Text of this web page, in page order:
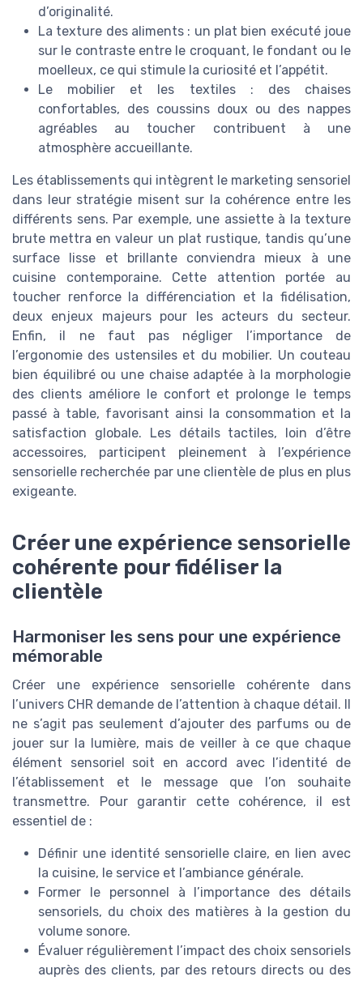
d’originalité.
La texture des aliments : un plat bien exécuté joue
sur le contraste entre le croquant, le fondant ou le
moelleux, ce qui stimule la curiosité et l’appétit.
Le mobilier et les textiles : des chaises
confortables, des coussins doux ou des nappes
agréables au toucher contribuent à une
atmosphère accueillante.
Les établissements qui intègrent le marketing sensoriel
dans leur stratégie misent sur la cohérence entre les
différents sens. Par exemple, une assiette à la texture
brute mettra en valeur un plat rustique, tandis qu’une
surface lisse et brillante conviendra mieux à une
cuisine contemporaine. Cette attention portée au
toucher renforce la différenciation et la fidélisation,
deux enjeux majeurs pour les acteurs du secteur.
Enfin, il ne faut pas négliger l’importance de
l’ergonomie des ustensiles et du mobilier. Un couteau
bien équilibré ou une chaise adaptée à la morphologie
des clients améliore le confort et prolonge le temps
passé à table, favorisant ainsi la consommation et la
satisfaction globale. Les détails tactiles, loin d’être
accessoires, participent pleinement à l’expérience
sensorielle recherchée par une clientèle de plus en plus
exigeante.
Créer une expérience sensorielle
cohérente pour fidéliser la
clientèle
Harmoniser les sens pour une expérience
mémorable
Créer une expérience sensorielle cohérente dans
l’univers CHR demande de l’attention à chaque détail. Il
ne s’agit pas seulement d’ajouter des parfums ou de
jouer sur la lumière, mais de veiller à ce que chaque
élément sensoriel soit en accord avec l’identité de
l’établissement et le message que l’on souhaite
transmettre. Pour garantir cette cohérence, il est
essentiel de :
Définir une identité sensorielle claire, en lien avec
la cuisine, le service et l’ambiance générale.
Former le personnel à l’importance des détails
sensoriels, du choix des matières à la gestion du
volume sonore.
Évaluer régulièrement l’impact des choix sensoriels
auprès des clients, par des retours directs ou des